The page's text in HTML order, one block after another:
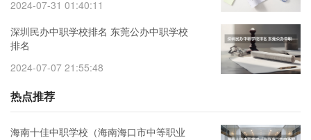
2024-07-31 01:40:11
深圳民办中职学校排名 东莞公办中职学校
排名
2024-07-07 21:55:48
热点推荐
海南十佳中职学校（海南海口市中等职业